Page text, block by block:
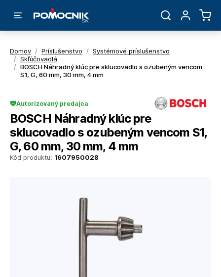
Domov / Príslušenstvo / Systémové príslušenstvo
/ Skľúčovadlá
/ BOSCH Náhradný klúc pre sklucovadlo s ozubeným vencom
S1, G, 60 mm, 30 mm, 4 mm
Kód produktu: 1607950028
Autorizovaný predajca
BOSCH Náhradný klúc pre
sklucovadlo s ozubeným vencom S1,
G, 60 mm, 30 mm, 4 mm